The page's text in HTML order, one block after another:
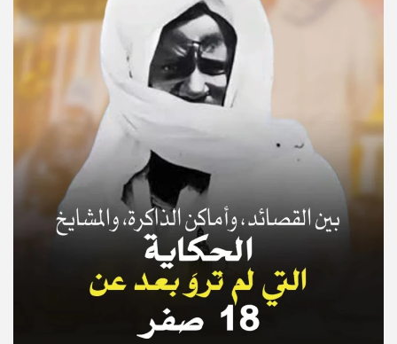
© Copyright 2025, APS